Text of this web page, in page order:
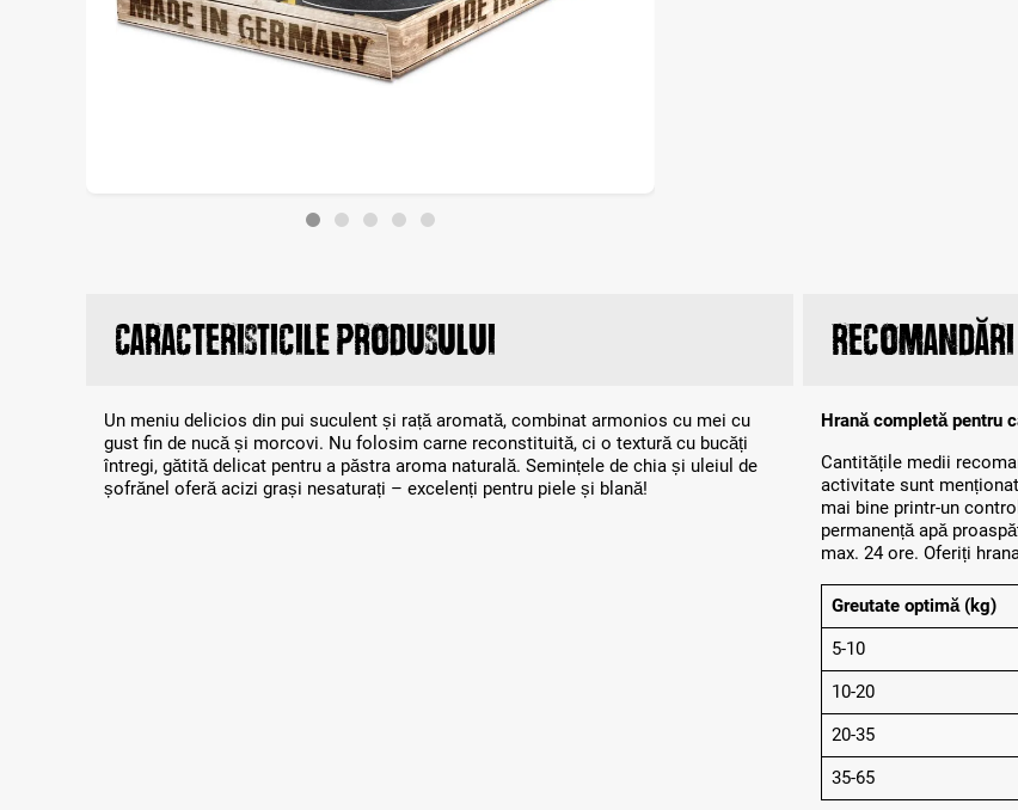
Caracteristicile produsului
Un meniu delicios din pui suculent și rață aromată, combinat armonios cu mei cu
gust fin de nucă și morcovi. Nu folosim carne reconstituită, ci o textură cu bucăți
întregi, gătită delicat pentru a păstra aroma naturală. Semințele de chia și uleiul de
șofrănel oferă acizi grași nesaturați – excelenți pentru piele și blană!
Hrană completă pentru
Cantitățile medii
activitate sunt
mai bine printr-un
permanență apă
max. 24 ore. Oferiți
Greutate optimă (kg)
5-10
10-20
20-35
35-65